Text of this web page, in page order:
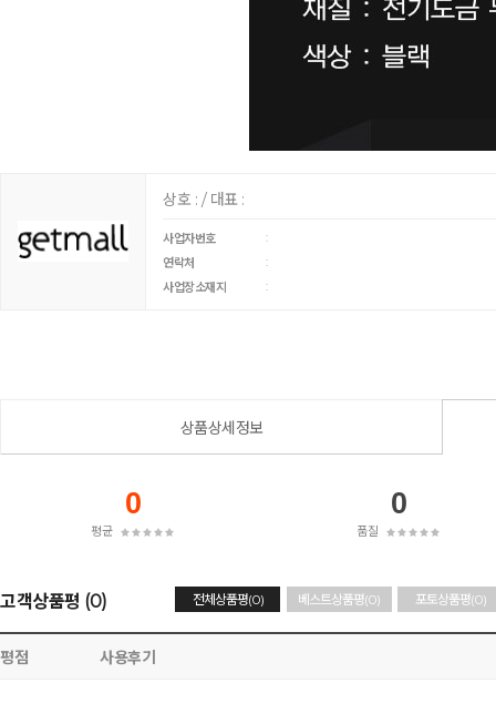
상호 : / 대표 :
사업자번호
:
연락처
:
사업장소재지
:
상품상세정보
0
평균
0
품질
고객상품평 (0) 전체상품평(0) 베스트상품평(0) 포토상품평(0)
평점 사용후기